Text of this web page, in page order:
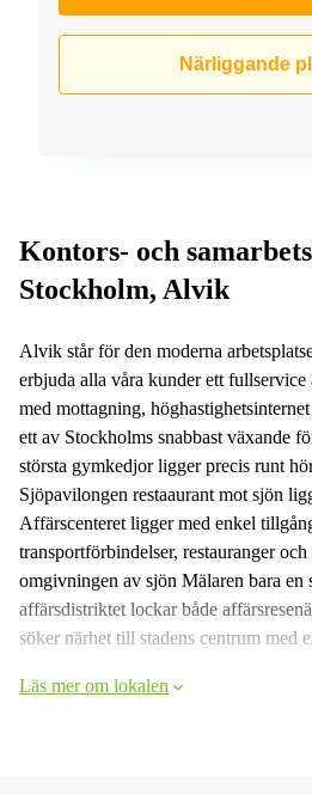
Närliggande
Kontors- och
Stockholm, Alvik
Alvik står för den moderna
erbjuda alla våra kunder ett fullservice
med mottagning,
ett av Stockholms snabbast växande
största gymkedjor ligger precis runt
Sjöpavilongen restaaurant mot sjön
Affärscenteret ligger med enkel
transportförbindelser, restauranger
omgivningen av sjön Mälaren bara en
affärsdistriktet lockar både
söker närhet till stadens centrum med
Läs mer om lokalen